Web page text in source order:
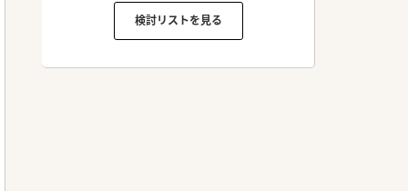
検討リストを見る